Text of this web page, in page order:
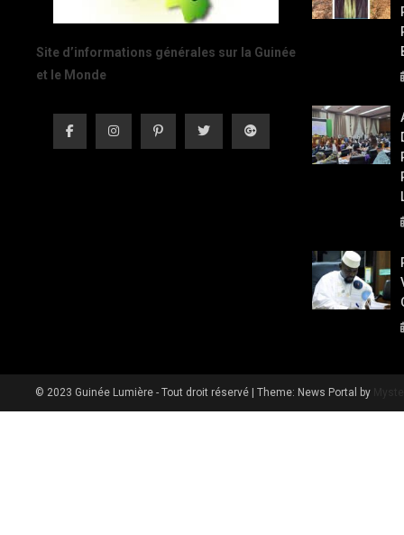
Site d’informations générales sur la Guinée
et le Monde
© 2023 Guinée Lumière - Tout droit réservé |Theme: News Portal by